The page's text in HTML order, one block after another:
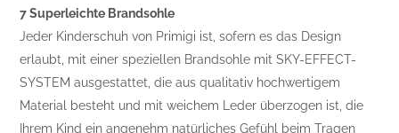
7 Superleichte Brandsohle
Jeder Kinderschuh von Primigi ist, sofern es das Design
erlaubt, mit einer speziellen Brandsohle mit SKY-EFFECT-
SYSTEM ausgestattet, die aus qualitativ hochwertigem
Material besteht und mit weichem Leder überzogen ist, die
Ihrem Kind ein angenehm natürliches Gefühl beim Tragen